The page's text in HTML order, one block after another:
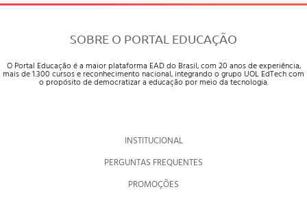
SOBRE O PORTAL EDUCAÇÃO
O Portal Educação é a maior plataforma EAD do Brasil, com 20 anos de experiência,
mais de 1.300 cursos e reconhecimento nacional, integrando o grupo UOL EdTech com
o propósito de democratizar a educação por meio da tecnologia.
INSTITUCIONAL
PERGUNTAS FREQUENTES
PROMOÇÕES